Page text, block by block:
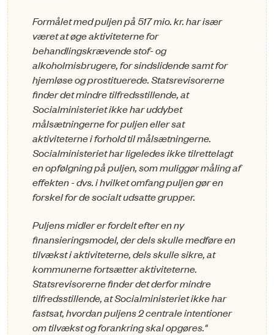
Formålet med puljen på 517 mio. kr. har især
været at øge aktiviteterne for
behandlingskræven­de stof- og
alkoholmisbrugere, for sindslidende samt for
hjemløse og prostituerede. Statsreviso­rerne
finder det mindre tilfredsstillende, at
Socialministeriet ikke har uddybet
målsætningerne for puljen eller sat
aktiviteterne i forhold til målsætningerne.
Socialministeriet har ligeledes ikke til­rettelagt
en opfølgning på puljen, som muliggør måling af
effekten - dvs. i hvilket omfang puljen gør en
forskel for de socialt udsatte grupper.
Puljens midler er fordelt efter en ny
finansieringsmodel, der dels skulle medføre en
tilvækst i ak­tiviteterne, dels skulle sikre, at
kommunerne fortsætter aktiviteterne.
Statsrevisorerne finder det der­for mindre
tilfredsstillende, at Socialministeriet ikke har
fastsat, hvordan puljens 2 centrale inten­tio­ner
om tilvækst og forankring skal opgøres."